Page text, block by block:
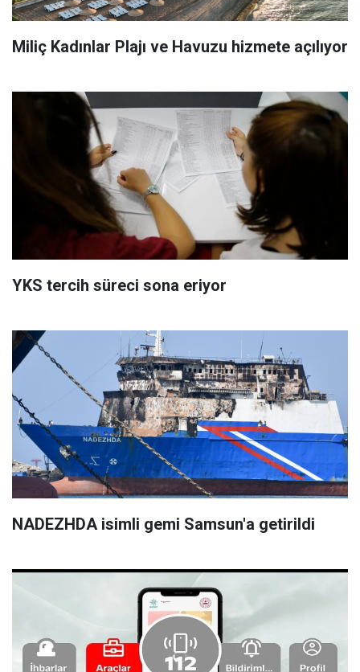
Miliç Kadınlar Plajı ve Havuzu hizmete açılıyor
YKS tercih süreci sona eriyor
NADEZHDA isimli gemi Samsun'a getirildi